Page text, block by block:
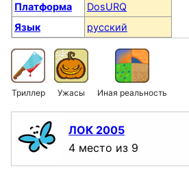
Платформа
DosURQ
Язык
русский
Триллер Ужасы Иная реальность
ЛОК 2005
4 место из 9